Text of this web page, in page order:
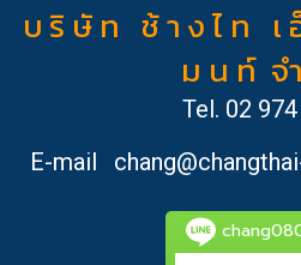
บ ริ ษั ท ช้ า ง ไ ท เ
ม น ท์ จ
Tel. 02
E-mail